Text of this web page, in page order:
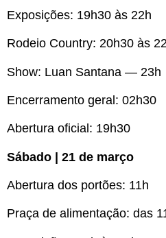
Exposições: 19h30 às 22h
Rodeio Country: 20h30 às
Show: Luan Santana — 23h
Encerramento geral: 02h30
Abertura oficial: 19h30
Sábado | 21 de março
Abertura dos portões: 11h
Praça de alimentação: das